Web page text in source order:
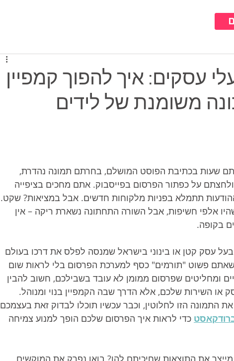
עסקים: איך להפוך קמפיין
משומנת של לידים
שעות בכתיבת הפוסט המושלם, בחרתם תמונה נהדרת,
על כפתור הפרסום בפייסבוק. אתם מחכים בציפייה
תתמלא בפניות מלקוחות חדשים. אבל במציאות? שקט.
אלפי חשיפות, אבל השורה התחתונה נשארת ריקה – אין
בקופה.
עסק קטן או בינוני בישראל שמנסה לפלס את דרכו בעולם
שאתם פשוט "תורמים" כסף למערכת הפרסום בלי לראות שום
ומחליטים שפרסום ממומן לא עובד בשבילכם, חשוב להבין
או השירות שלכם, אלא הדרך שבה הקמפיין בנוי ומנוהל.
התמונה הזו לחלוטין, וכבר עכשיו תוכלו לבדוק זאת בעצמכם
כדי לראות איך הפרסום שלכם הופך למנוע צמיחה
את התוצאות שחיכיתם להן? בואו נפרק את המוקשים